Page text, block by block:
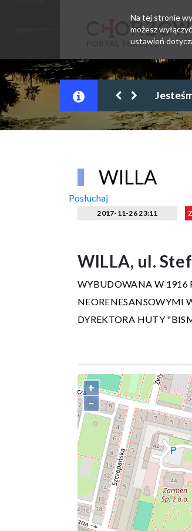
PORTAL TURYSTY
WILLA
Posłuchaj
2017-11-26 23:11
WILLA, ul.
WYBUDOWANA W 1916
NEORENESANSOWYMI
DYREKTORA HUTY
+
−
Na tej stronie
możesz
ustawień